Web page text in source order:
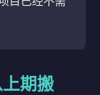
期搬